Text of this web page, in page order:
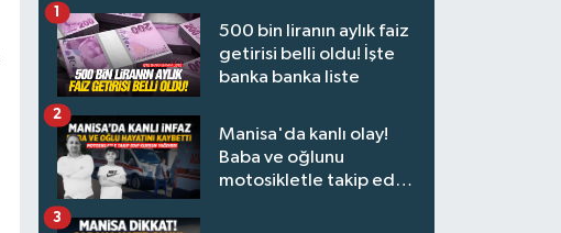
500 bin liranın aylık faiz
getirisi belli oldu! İşte
banka banka liste
1
Manisa'da kanlı olay!
Baba ve oğlunu
motosikletle takip edip
2
3